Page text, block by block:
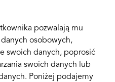
pozwalają mu
osobowych,
swoich danych, poprosić
swoich danych lub
Poniżej podajemy